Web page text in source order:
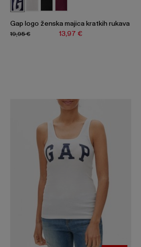
Gap logo ženska majica kratkih rukava
13,97 €
19,95 €